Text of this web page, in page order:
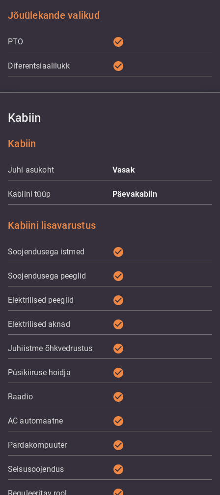
Jõuülekande valikud
PTO check_circle
Diferentsiaalilukk check_circle
Kabiin
Kabiin
Juhi asukoht Vasak
Kabiini tüüp Päevakabiin
Kabiini lisavarustus
Soojendusega istmed check_circle
Soojendusega peeglid check_circle
Elektrilised peeglid check_circle
Elektrilised aknad check_circle
Juhiistme õhkvedrustus check_circle
Püsikiiruse hoidja check_circle
Raadio check_circle
AC automaatne check_circle
Pardakompuuter check_circle
Seisusoojendus check_circle